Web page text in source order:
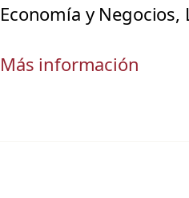
Economía y
Más información